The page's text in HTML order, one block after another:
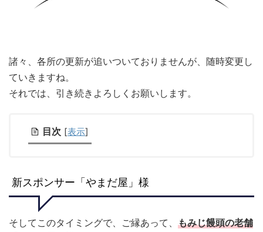
諸々、各所の更新が追いついておりませんが、随時変更し
ていきますね。
それでは、引き続きよろしくお願いします。
目次 [表示]
新スポンサー「やまだ屋」様
そしてこのタイミングで、ご縁あって、 もみじ饅頭の老舗